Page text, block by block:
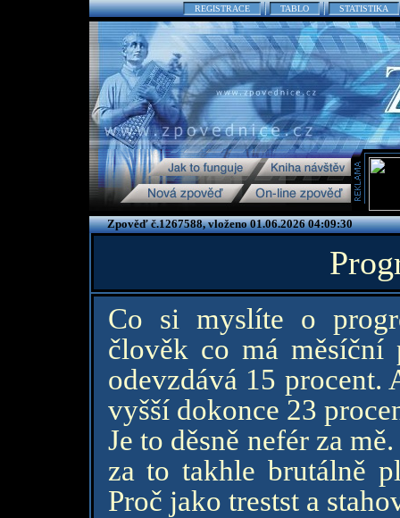
REGISTRACE TABLO STATISTIKA
Zpověď č.1267588, vloženo 01.06.2026 04:09:30
Co si myslíte o
člověk co má
odevzdává 15
vyšší dokonce 23
Je to děsně nefér za
za to takhle brutálně
Proč jako trestst a